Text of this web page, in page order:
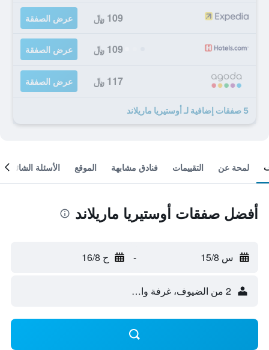
109 ﷼ عرض الصفقة
109 ﷼ عرض الصفقة
117 ﷼ عرض الصفقة
5 صفقات إضافية لـ أوستيريا ماريلاند
لمحة عن التقييمات فنادق مشابهة الموقع الأسئلة الشائعة
أفضل صفقات أوستيريا ماريلاند
س 15/8 - ح 16/8
2 من الضيوف، غرفة واحدة